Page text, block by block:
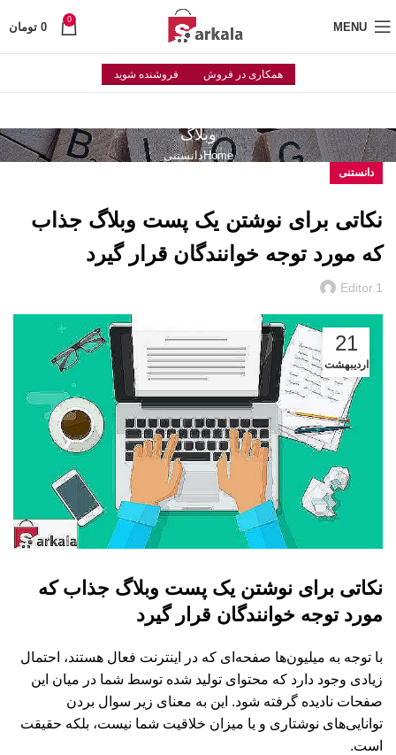
MENU
0
0 تومان
همکاری در فروش فروشنده شوید
وبلاگ
Homeدانستنی
دانستنی
نکاتی برای نوشتن یک پست وبلاگ جذاب
که مورد توجه خوانندگان قرار گیرد
Editor.1
21
اردیبهشت
نکاتی برای نوشتن یک پست وبلاگ جذاب که
مورد توجه خوانندگان قرار گیرد
با توجه به میلیون‌ها صفحه‌ای که در اینترنت فعال هستند، احتمال
زیادی وجود دارد که محتوای تولید شده توسط شما در میان این
صفحات نادیده گرفته شود. این به معنای زیر سوال بردن
توانایی‌های نوشتاری و یا میزان خلاقیت شما نیست، بلکه حقیقت
است.